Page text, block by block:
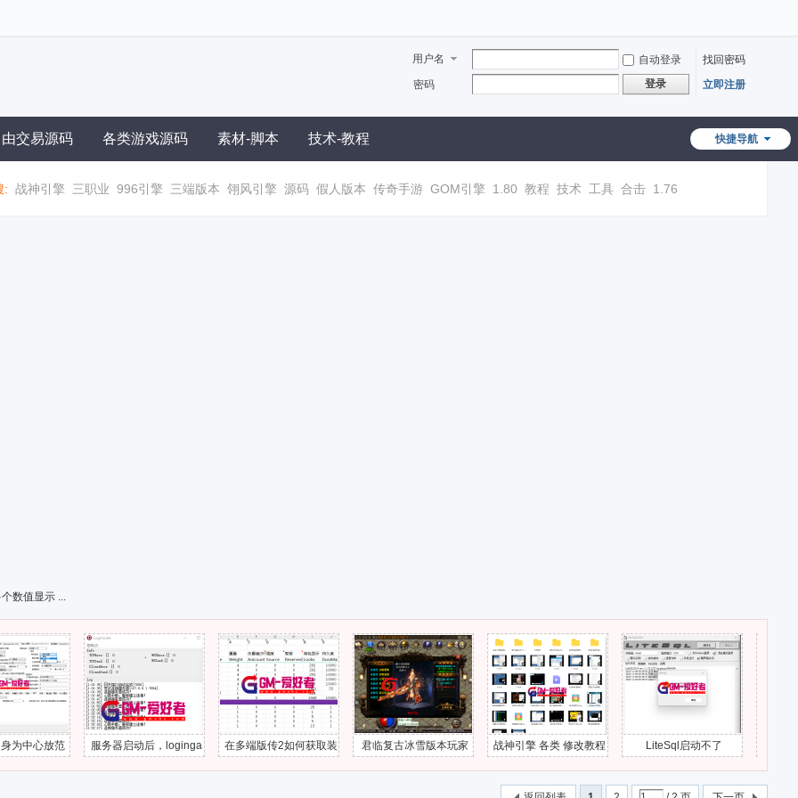
用户名 自动登录
找回密码
密码
登录 立即注册
快捷导航
交易源码 各类游戏源码 素材-脚本 技术-教程
: 战神引擎 三职业 996引擎 三端版本 翎风引擎 源码 假人版本 传奇手游 GOM引擎 1.80 教程 技术 工具 合击 1.76
数值显示 ...
范
服务器启动后，loginga
te一直心跳中断
在多端版传2如何获取装
备的属性？
君临复古冰雪版本玩家
上线/小腿后在开区等待
战神引擎 各类 修改教程
有文字教程-视频教程-带
游戏源码-GM爱好者-分
LiteSql启动不了
996引擎底版-
下载部分错